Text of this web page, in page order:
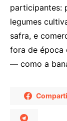
participantes:
legumes
safra, e
fora de época
— como a